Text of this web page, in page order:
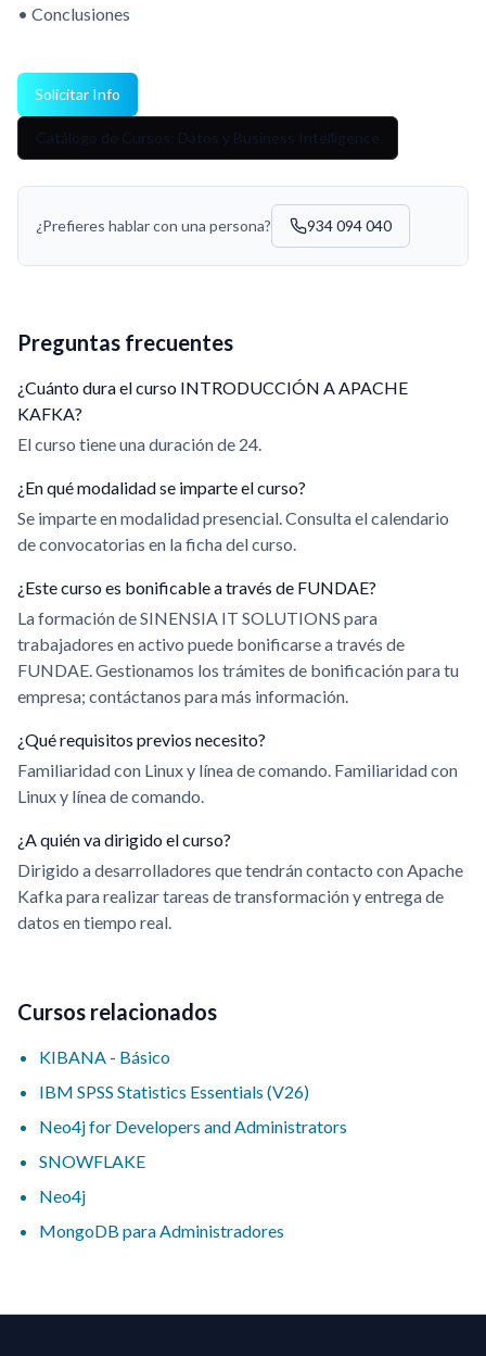
• Conclusiones
Solicitar Info
Catálogo de Cursos: Datos y Business Intelligence
¿Prefieres hablar con una persona? 934 094 040
Preguntas frecuentes
¿Cuánto dura el curso INTRODUCCIÓN A APACHE
KAFKA?
El curso tiene una duración de 24.
¿En qué modalidad se imparte el curso?
Se imparte en modalidad presencial. Consulta el calendario
de convocatorias en la ficha del curso.
¿Este curso es bonificable a través de FUNDAE?
La formación de SINENSIA IT SOLUTIONS para
trabajadores en activo puede bonificarse a través de
FUNDAE. Gestionamos los trámites de bonificación para tu
empresa; contáctanos para más información.
¿Qué requisitos previos necesito?
Familiaridad con Linux y línea de comando. Familiaridad con
Linux y línea de comando.
¿A quién va dirigido el curso?
Dirigido a desarrolladores que tendrán contacto con Apache
Kafka para realizar tareas de transformación y entrega de
datos en tiempo real.
Cursos relacionados
KIBANA - Básico
IBM SPSS Statistics Essentials (V26)
Neo4j for Developers and Administrators
SNOWFLAKE
Neo4j
MongoDB para Administradores